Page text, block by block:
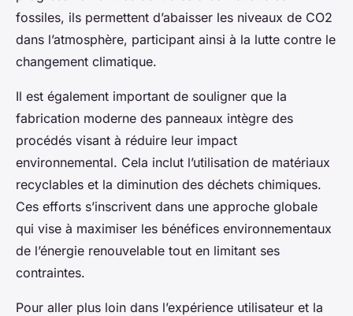
fossiles, ils permettent d’abaisser les niveaux de CO2
dans l’atmosphère, participant ainsi à la lutte contre le
changement climatique.
Il est également important de souligner que la
fabrication moderne des panneaux intègre des
procédés visant à réduire leur impact
environnemental. Cela inclut l’utilisation de matériaux
recyclables et la diminution des déchets chimiques.
Ces efforts s’inscrivent dans une approche globale
qui vise à maximiser les bénéfices environnementaux
de l’énergie renouvelable tout en limitant ses
contraintes.
Pour aller plus loin dans l’expérience utilisateur et la